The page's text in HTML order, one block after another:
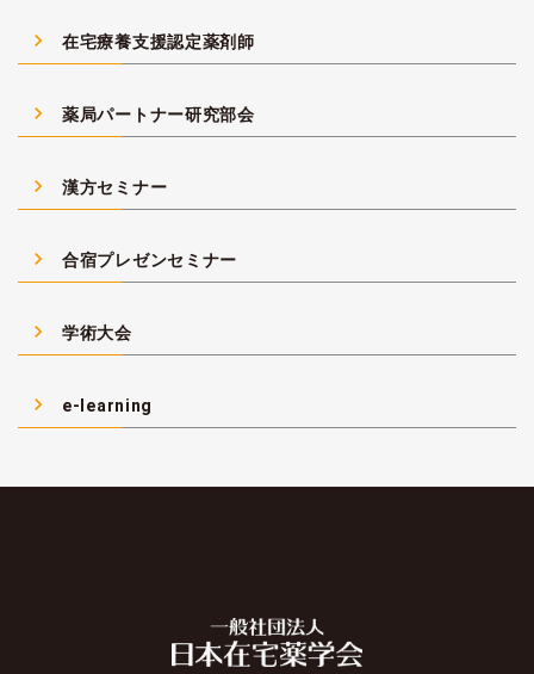
navigate_next 在宅療養支援認定薬剤師
navigate_next 薬局パートナー研究部会
navigate_next 漢方セミナー
navigate_next 合宿プレゼンセミナー
navigate_next 学術大会
navigate_next e-learning